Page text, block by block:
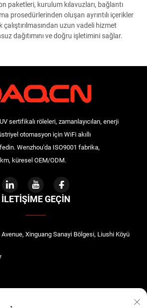
paketleri, kurulum kılavuzları, bağlantı
prosedürlerinden oluşan ayrıntılı içerikler
uzun vadeli hizmet
dağıtımını ve doğru işletimini sağlar.
sertifikalı röleleri, zamanlayıcıları, enerji
otomasyon için WiFi akıllı
Wenzhou'da ISO9001 fabrika,
küresel OEM/ODM.
İLETIŞIME GEÇIN
Xinguang Sanayi Bölgesi, Liushi Köyü